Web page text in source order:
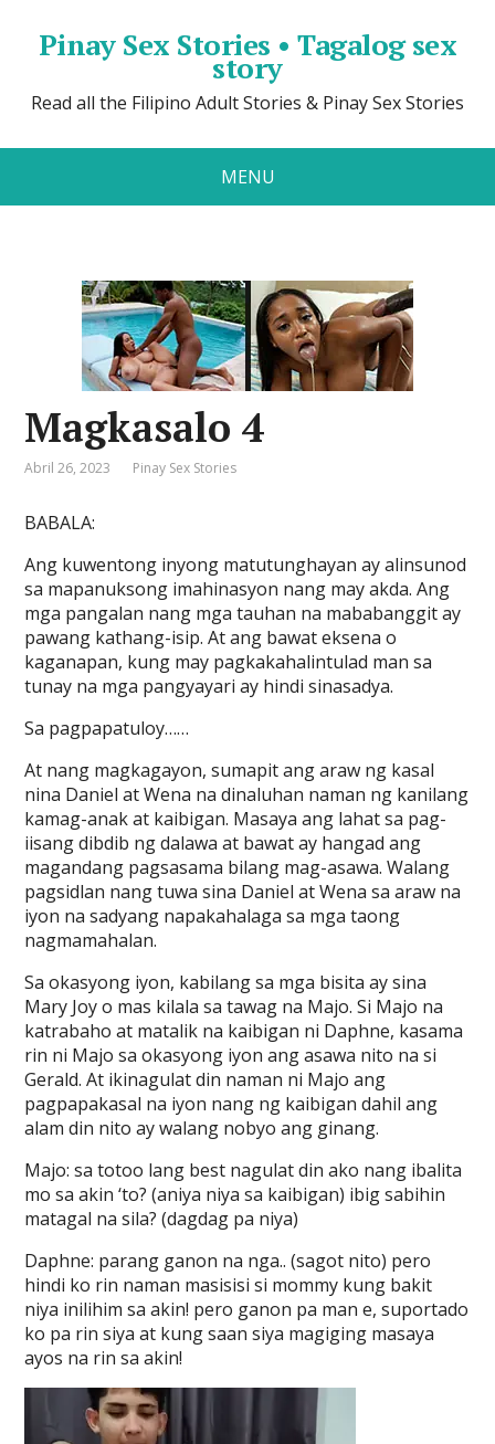
Pinay Sex Stories • Tagalog sex
story
Read all the Filipino Adult Stories & Pinay Sex Stories
MENU
Magkasalo 4
Abril 26, 2023 Pinay Sex Stories
BABALA:
Ang kuwentong inyong matutunghayan ay alinsunod
sa mapanuksong imahinasyon nang may akda. Ang
mga pangalan nang mga tauhan na mababanggit ay
pawang kathang-isip. At ang bawat eksena o
kaganapan, kung may pagkakahalintulad man sa
tunay na mga pangyayari ay hindi sinasadya.
Sa pagpapatuloy……
At nang magkagayon, sumapit ang araw ng kasal
nina Daniel at Wena na dinaluhan naman ng kanilang
kamag-anak at kaibigan. Masaya ang lahat sa pag-
iisang dibdib ng dalawa at bawat ay hangad ang
magandang pagsasama bilang mag-asawa. Walang
pagsidlan nang tuwa sina Daniel at Wena sa araw na
iyon na sadyang napakahalaga sa mga taong
nagmamahalan.
Sa okasyong iyon, kabilang sa mga bisita ay sina
Mary Joy o mas kilala sa tawag na Majo. Si Majo na
katrabaho at matalik na kaibigan ni Daphne, kasama
rin ni Majo sa okasyong iyon ang asawa nito na si
Gerald. At ikinagulat din naman ni Majo ang
pagpapakasal na iyon nang ng kaibigan dahil ang
alam din nito ay walang nobyo ang ginang.
Majo: sa totoo lang best nagulat din ako nang ibalita
mo sa akin ‘to? (aniya niya sa kaibigan) ibig sabihin
matagal na sila? (dagdag pa niya)
Daphne: parang ganon na nga.. (sagot nito) pero
hindi ko rin naman masisisi si mommy kung bakit
niya inilihim sa akin! pero ganon pa man e, suportado
ko pa rin siya at kung saan siya magiging masaya
ayos na rin sa akin!